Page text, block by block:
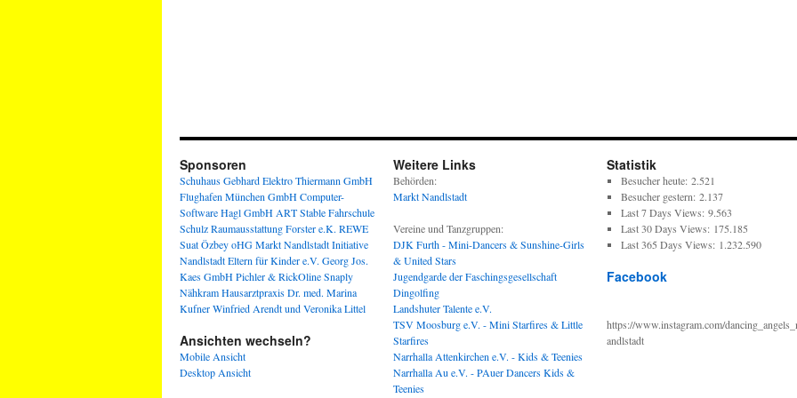
Sponsoren
Schuhaus GebhardElektro Thiermann GmbH
Flughafen München GmbHComputer-
Software Hagl GmbH ART StableFahrschule
SchulzRaumausstattung Forster e.K. REWE
Suat Özbey oHGMarkt NandlstadtInitiative
Nandlstadt Eltern für Kinder e.V. Georg Jos.
Kaes GmbHPichler & RickOlineSnaply
NähkramHausarztpraxis Dr. med. Marina
KufnerWinfried Arendt und Veronika Littel
Ansichten wechseln?
Mobile Ansicht
Desktop Ansicht
Weitere Links
Behörden:
Markt Nandlstadt
Vereine und Tanzgruppen:
DJK Furth - Mini-Dancers & Sunshine-Girls
& United Stars
Jugendgarde der Faschingsgesellschaft
Dingolfing
Landshuter Talente e.V.
TSV Moosburg e.V. - Mini Starfires & Little
Starfires
Narrhalla Attenkirchen e.V. - Kids & Teenies
Narrhalla Au e.V. - PAuer Dancers Kids &
Teenies
Statistik
Besucher heute: 2.521
Besucher gestern: 2.137
Last 7 Days Views: 9.563
Last 30 Days Views: 175.185
Last 365 Days Views: 1.232.590
Facebook
https://www.instagram.com/
andlstadt